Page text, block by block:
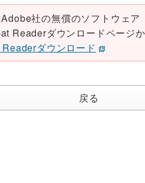
社の無償のソフトウェ
Readerダウンロードページか
ダウンロード
戻る